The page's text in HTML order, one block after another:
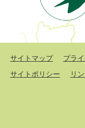
サイトマップ プラ
サイトポリシー
リ